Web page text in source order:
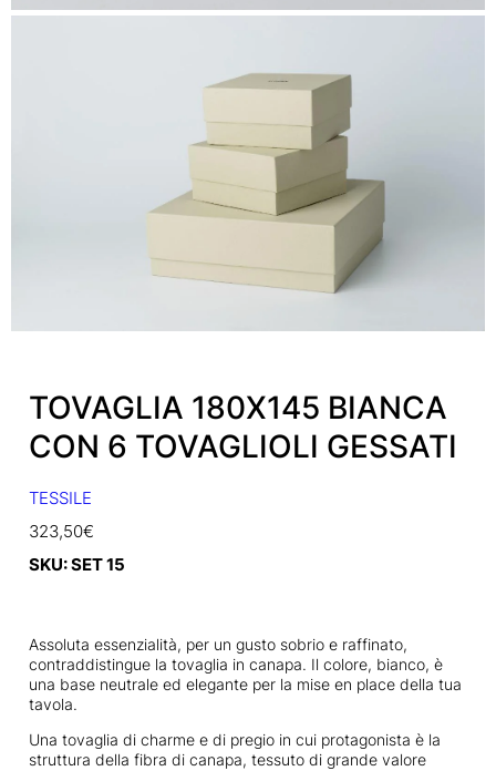
TOVAGLIA 180X145 BIANCA
CON 6 TOVAGLIOLI GESSATI
TESSILE
323,50€
SKU:SET 15
Assoluta essenzialità, per un gusto sobrio e raffinato,
contraddistingue la tovaglia in canapa. Il colore, bianco, è
una base neutrale ed elegante per la mise en place della tua
tavola.
Una tovaglia di charme e di pregio in cui protagonista è la
struttura della fibra di canapa, tessuto di grande valore